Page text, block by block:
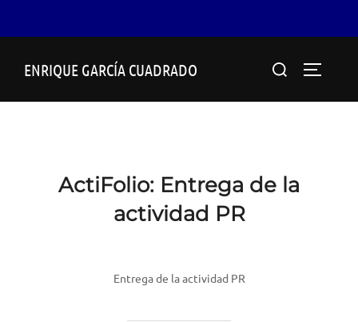
ENRIQUE GARCÍA CUADRADO Buscar:
ActiFolio: Entrega de la
actividad PR
Entrega de la actividad PR